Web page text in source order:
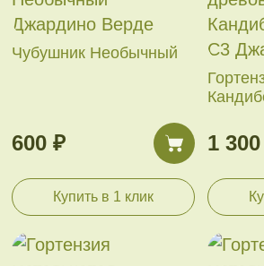
Чубушник Необычный
600 ₽
Купить в 1 клик
1